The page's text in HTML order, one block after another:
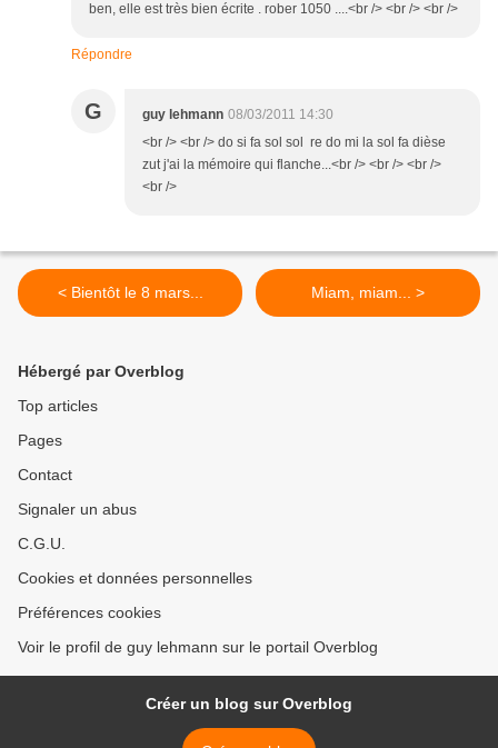
ben, elle est très bien écrite . rober 1050 ....<br /> <br /> <br />
Répondre
G guy lehmann 08/03/2011 14:30
<br /> <br /> do si fa sol sol re do mi la sol fa dièse
zut j'ai la mémoire qui flanche...<br /> <br /> <br />
<br />
< Bientôt le 8 mars... Miam, miam... >
Hébergé par Overblog
Top articles
Pages
Contact
Signaler un abus
C.G.U.
Cookies et données personnelles
Préférences cookies
Voir le profil de guy lehmann sur le portail Overblog
Créer un blog sur Overblog